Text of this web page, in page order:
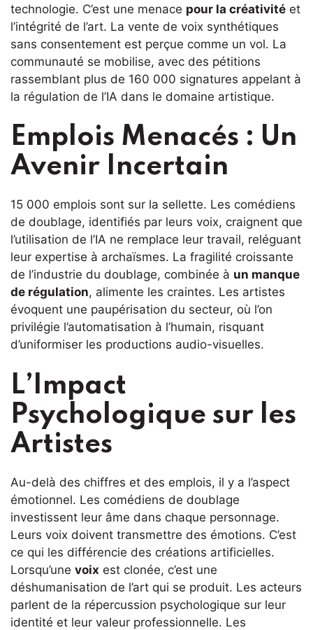
technologie. C’est une menace pour la créativité et
l’intégrité de l’art. La vente de voix synthétiques
sans consentement est perçue comme un vol. La
communauté se mobilise, avec des pétitions
rassemblant plus de 160 000 signatures appelant à
la régulation de l’IA dans le domaine artistique.
Emplois Menacés : Un
Avenir Incertain
15 000 emplois sont sur la sellette. Les comédiens
de doublage, identifiés par leurs voix, craignent que
l’utilisation de l’IA ne remplace leur travail, reléguant
leur expertise à archaïsmes. La fragilité croissante
de l’industrie du doublage, combinée à un manque
de régulation, alimente les craintes. Les artistes
évoquent une paupérisation du secteur, où l’on
privilégie l’automatisation à l’humain, risquant
d’uniformiser les productions audio-visuelles.
L’Impact
Psychologique sur les
Artistes
Au-delà des chiffres et des emplois, il y a l’aspect
émotionnel. Les comédiens de doublage
investissent leur âme dans chaque personnage.
Leurs voix doivent transmettre des émotions. C’est
ce qui les différencie des créations artificielles.
Lorsqu’une voix est clonée, c’est une
déshumanisation de l’art qui se produit. Les acteurs
parlent de la répercussion psychologique sur leur
identité et leur valeur professionnelle. Les